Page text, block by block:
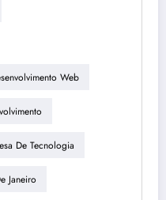
Web
De Tecnologia
Janeiro